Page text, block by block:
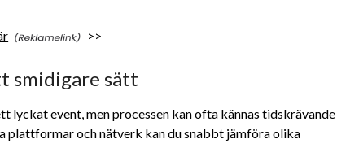
>>
smidigare sätt
event, men processen kan ofta kännas tidskrävande
plattformar och nätverk kan du snabbt jämföra olika